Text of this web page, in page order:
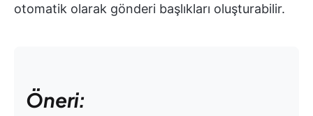
otomatik olarak gönderi başlıkları oluşturabilir.
Öneri: